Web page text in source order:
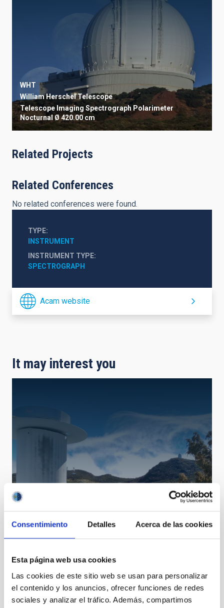
Consentimiento Detalles Acerca de las cookies
Esta página web usa cookies
Las cookies de este sitio web se usan para personalizar
el contenido y los anuncios, ofrecer funciones de redes
sociales y analizar el tráfico. Además, compartimos
WHT
William Herschel Telescope
Telescope Imaging Spectrograph Polarimeter
Nocturnal Ø 420.00 cm
Related Projects
Related Conferences
No related conferences were found.
TYPE
INSTRUMENT
INSTRUMENT TYPE
SPECTROGRAPH
Acam website
It may interest you
GNSS Precipitable Water Vapour Monitors
InstrumentSolar-Nocturnal